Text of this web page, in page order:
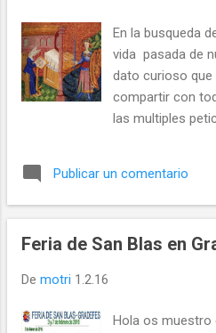
En la busqueda
vida pasada de
dato curioso que
compartir con
las multiples
historia de
En esas arduas
"CRÓNICA DE
Publicar un comentario
Feria de San Blas en
De motri 1.2.16
Hola os muestro